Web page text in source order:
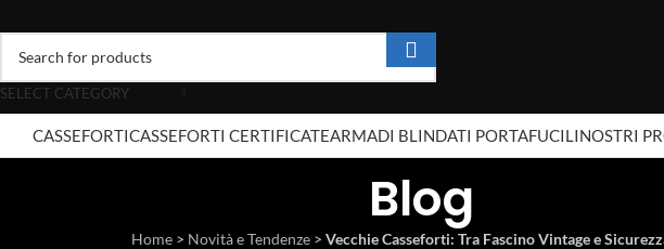
SELECT CATEGORY
CASSEFORTICASSEFORTI CERTIFICATEARMADI BLINDATI PORTAFUCILINOSTRI
Blog
Home > Novità e Tendenze > Vecchie Casseforti: Tra Fascino Vintage e